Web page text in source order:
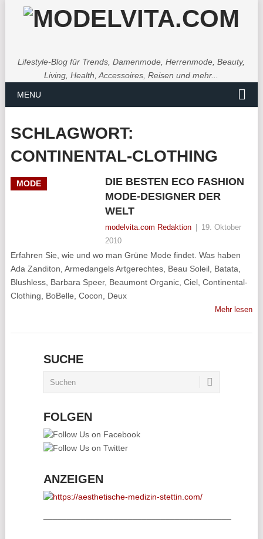
Lifestyle-Blog für Trends, Damenmode, Herrenmode, Beauty,
Living, Health, Accessoires, Reisen und mehr...
MENU
SCHLAGWORT:
CONTINENTAL-CLOTHING
MODE
DIE BESTEN ECO FASHION
MODE-DESIGNER DER
WELT
modelvita.com Redaktion
19. Oktober
2010
Erfahren Sie, wie und wo man Grüne Mode findet. Was haben
Ada Zanditon, Armedangels Artgerechtes, Beau Soleil, Batata,
Blushless, Barbara Speer, Beaumont Organic, Ciel, Continental-
Clothing, BoBelle, Cocon, Deux
Mehr lesen
SUCHE
FOLGEN
ANZEIGEN